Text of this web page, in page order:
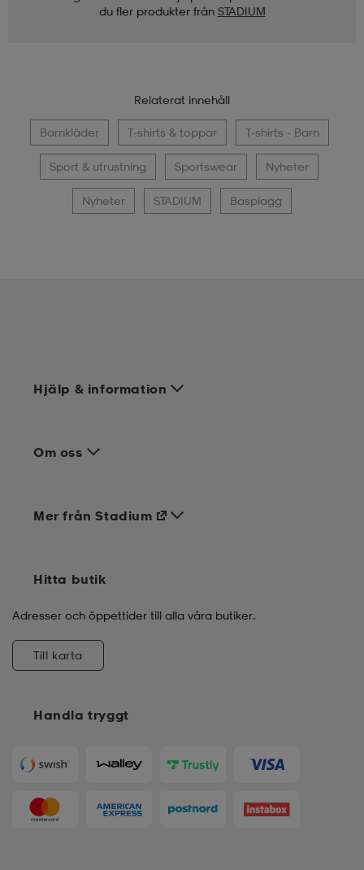
du fler produkter från STADIUM
Relaterat innehåll
Barnkläder T-shirts & toppar T-shirts - Barn
Sport & utrustning Sportswear Nyheter
Nyheter STADIUM Basplagg
Hjälp & information
Om oss
Handla tryggt
Mer från Stadium
Hitta butik
Adresser och öppettider till alla våra butiker.
Till karta